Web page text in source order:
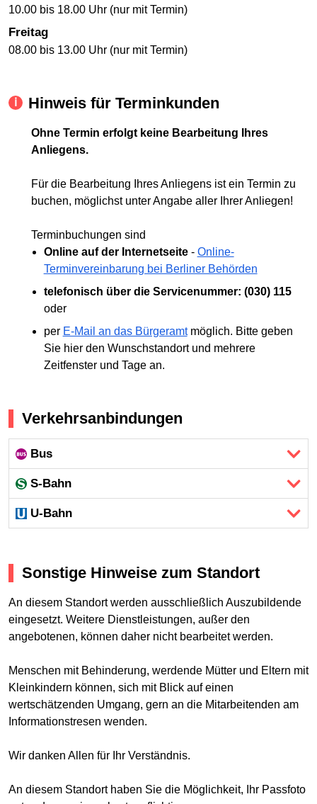
10.00 bis 18.00 Uhr (nur mit Termin)
Freitag
08.00 bis 13.00 Uhr (nur mit Termin)
Hinweis für Terminkunden
Ohne Termin erfolgt keine Bearbeitung Ihres
Anliegens.
Für die Bearbeitung Ihres Anliegens ist ein Termin zu
buchen, möglichst unter Angabe aller Ihrer Anliegen!
Terminbuchungen sind
Online auf der Internetseite- Online-
Terminvereinbarung bei Berliner Behörden
telefonisch über die Servicenummer: (030) 115
oder
per E-Mail an das Bürgeramtmöglich. Bitte geben
Sie hier den Wunschstandort und mehrere
Zeitfenster und Tage an.
Verkehrsanbindungen
Bus
S-Bahn
U-Bahn
Sonstige Hinweise zum Standort
An diesem Standort werden ausschließlich Auszubildende
eingesetzt. Weitere Dienstleistungen, außer den
angebotenen, können daher nicht bearbeitet werden.
Menschen mit Behinderung, werdende Mütter und Eltern mit
Kleinkindern können, sich mit Blick auf einen
wertschätzenden Umgang, gern an die Mitarbeitenden am
Informationstresen wenden.
Wir danken Allen für Ihr Verständnis.
An diesem Standort haben Sie die Möglichkeit, Ihr Passfoto